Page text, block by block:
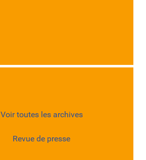
Voir toutes les archives
Revue de presse